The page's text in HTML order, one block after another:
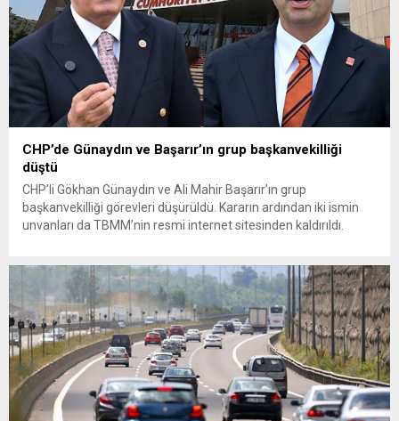
CHP’de Günaydın ve Başarır’ın grup başkanvekilliği
düştü
CHP’li Gökhan Günaydın ve Ali Mahir Başarır’ın grup
başkanvekilliği görevleri düşürüldü. Kararın ardından iki ismin
unvanları da TBMM’nin resmi internet sitesinden kaldırıldı.
çıkarma cezası uygulanmak üzere Yüksek Disiplin Kurulu’na
(YDK) sevk edilen ve partideki tüm görevlerinden...